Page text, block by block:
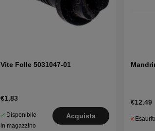
Vite Folle 5031047-01
€1.83
Disponibile
in magazzino
Acquista
€12.49